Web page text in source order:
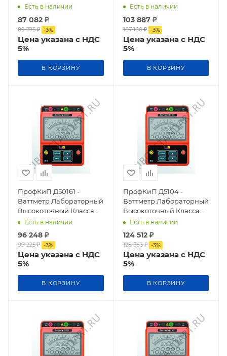
Точности 0,5
Есть в наличии
87 082 ₽
89 775₽ -3%
Цена указана с НДС
5%
В КОРЗИНУ
Точности 0,2
Есть в наличии
103 887₽
107 100₽ -3%
Цена указана с НДС
5%
В КОРЗИНУ
ПрофКиП Д50161 -
Ваттметр Лабораторный
Высокоточный Класса
Точности 0,2
Есть в наличии
96 248 ₽
99 225₽ -3%
Цена указана с НДС
5%
В КОРЗИНУ
ПрофКиП Д5104 -
Ваттметр Лабораторный
Высокоточный Класса
Точности 0,1
Есть в наличии
124 512₽
128 363₽ -3%
Цена указана с НДС
5%
В КОРЗИНУ